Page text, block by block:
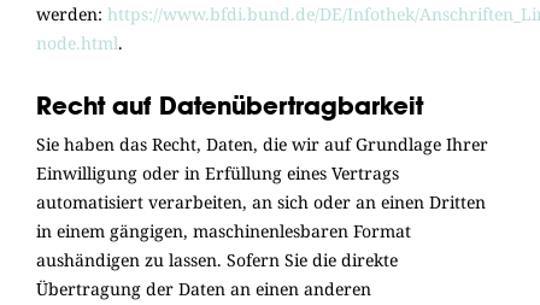
werden: https://www.bfdi.bund.de/DE/Infothek/
node.html.
Recht auf Datenübertragbarkeit
Sie haben das Recht, Daten, die wir auf Grundlage Ihrer
Einwilligung oder in Erfüllung eines Vertrags
automatisiert verarbeiten, an sich oder an einen Dritten
in einem gängigen, maschinenlesbaren Format
aushändigen zu lassen. Sofern Sie die direkte
Übertragung der Daten an einen anderen